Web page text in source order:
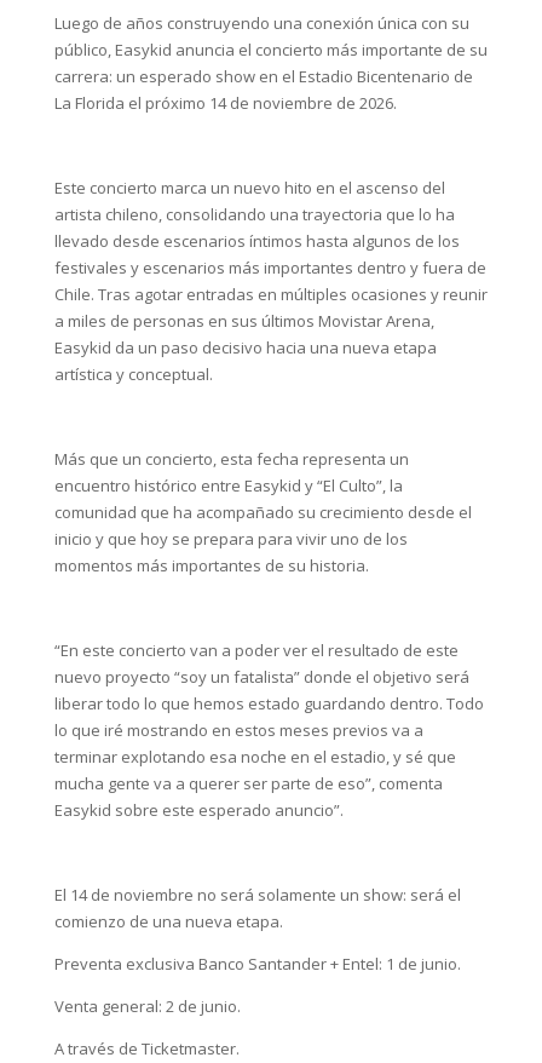
Luego de años construyendo una conexión única con su
público, Easykid anuncia el concierto más importante de su
carrera: un esperado show en el Estadio Bicentenario de
La Florida el próximo 14 de noviembre de 2026.
Este concierto marca un nuevo hito en el ascenso del
artista chileno, consolidando una trayectoria que lo ha
llevado desde escenarios íntimos hasta algunos de los
festivales y escenarios más importantes dentro y fuera de
Chile. Tras agotar entradas en múltiples ocasiones y reunir
a miles de personas en sus últimos Movistar Arena,
Easykid da un paso decisivo hacia una nueva etapa
artística y conceptual.
Más que un concierto, esta fecha representa un
encuentro histórico entre Easykid y “El Culto”, la
comunidad que ha acompañado su crecimiento desde el
inicio y que hoy se prepara para vivir uno de los
momentos más importantes de su historia.
“En este concierto van a poder ver el resultado de este
nuevo proyecto “soy un fatalista” donde el objetivo será
liberar todo lo que hemos estado guardando dentro. Todo
lo que iré mostrando en estos meses previos va a
terminar explotando esa noche en el estadio, y sé que
mucha gente va a querer ser parte de eso”, comenta
Easykid sobre este esperado anuncio”.
El 14 de noviembre no será solamente un show: será el
comienzo de una nueva etapa.
Preventa exclusiva Banco Santander + Entel: 1 de junio.
Venta general: 2 de junio.
A través de Ticketmaster.